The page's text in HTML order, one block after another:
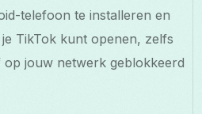
telefoon te installeren en
TikTok kunt openen, zelfs
jouw netwerk geblokkeerd